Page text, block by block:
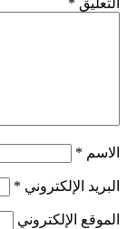
التعليق *
الاسم *
البريد الإلكتروني *
الموقع الإلكتروني